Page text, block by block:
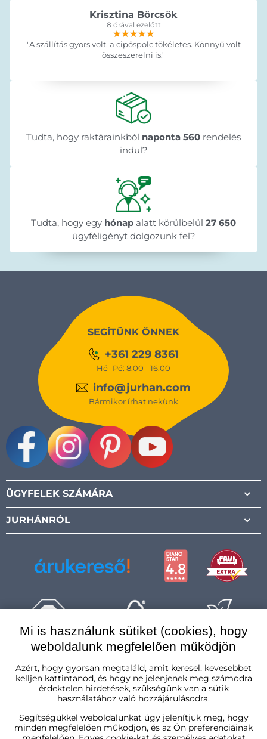
Krisztina Börcsök
8 órával ezelőtt
★★★★★
★★★★★
★★★★★
"A szállítás gyors volt, a cipőspolc tökéletes. Könnyű volt
összeszerelni is."
Tudta, hogy raktárainkból naponta 560 rendelés
indul?
Tudta, hogy egy hónap alatt körülbelül 27 650
ügyféligényt dolgozunk fel?
SEGÍTÜNK ÖNNEK
+361 229 8361
Hé- Pé: 8:00 - 16:00
info@jurhan.com
Bármikor írhat nekünk
ÜGYFELEK SZÁMÁRA
JURHÁNRÓL
Mi is használunk sütiket (cookies), hogy
weboldalunk megfelelően működjön
Azért, hogy gyorsan megtaláld, amit keresel, kevesebbet
kelljen kattintanod, és hogy ne jelenjenek meg számodra
érdektelen hirdetések, szükségünk van a sütik
használatához való hozzájárulásodra.
Segítségükkel weboldalunkat úgy jelenítjük meg, hogy
minden megfelelően működjön, és az Ön preferenciáinak